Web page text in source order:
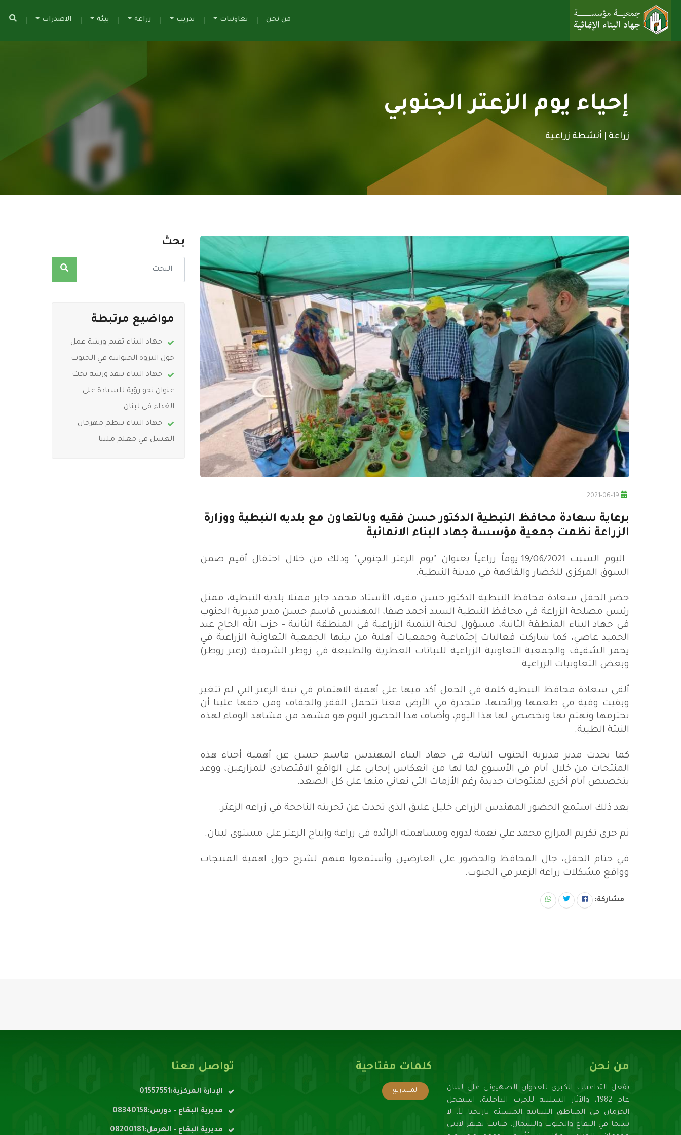
من نحن تعاونيات تدريب زراعة بيئة الاصدرات
إحياء يوم الزعتر الجنوبي
زراعة | أنشطة زراعية
برعاية سعادة محافظ النبطية الدكتور حسن فقيه وبالتعاون مع بلديه النبطية ووزارة
الزراعة نظمت جمعية مؤسسة جهاد البناء الانمائية
اليوم السبت 19/06/2021 يوماً زراعياً بعنوان "يوم الزعتر الجنوبي" وذلك من خلال احتفال أقيم ضمن
السوق المركزي للخضار والفاكهة في مدينة النبطية.
حضر الحفل سعادة محافظ النبطية الدكتور حسن فقيه، الأستاذ محمد جابر ممثلا بلدية النبطية، ممثل
رئيس مصلحة الزراعة في محافظ النبطية السيد أحمد صفا، المهندس قاسم حسن مدير مديرية الجنوب
في جهاد البناء المنطقة الثانية، مسؤول لجنة التنمية الزراعية في المنطقة الثانية - حزب الله الحاج عبد
الحميد عاصي، كما شاركت فعاليات إجتماعية وجمعيات أهلية من بينها الجمعية التعاونية الزراعية في
يحمر الشقيف والجمعية التعاونية الزراعية للنباتات العطرية والطبيعة في زوطر الشرقية (زعتر زوطر)
وبعض التعاونيات الزراعية.
ألقى سعادة محافظ النبطية كلمة في الحفل أكد فيها على أهمية الاهتمام في نبتة الزعتر التي لم تتغير
وبقيت وفية في طعمها ورائحتها، متجذرة في الأرض معنا تتحمل الفقر والجفاف ومن حقها علينا أن
نحترمها ونهتم بها ونخصص لها هذا اليوم، وأضاف هذا الحضور اليوم هو مشهد من مشاهد الوفاء لهذه
النبتة الطيبة.
كما تحدث مدير مديرية الجنوب الثانية في جهاد البناء المهندس قاسم حسن عن أهمية أحياء هذه
المنتجات من خلال أيام في الأسبوع لما لها من انعكاس إيجابي على الواقع الاقتصادي للمزارعين، ووعد
بتخصيص أيام أخرى لمنتوجات جديدة رغم الأزمات التي نعاني منها على كل الصعد.
بعد ذلك استمع الحضور المهندس الزراعي خليل عليق الذي تحدث عن تجربته الناجحة في زراعه الزعتر .
ثم جرى تكريم المزارع محمد علي نعمة لدوره ومساهمته الرائدة في زراعة وإنتاج الزعتر على مستوى لبنان.
في ختام الحفل، جال المحافظ والحضور على العارضين وأستمعوا منهم لشرح حول اهمية المنتجات
وواقع مشكلات زراعة الزعتر في الجنوب.
مشاركة:
بحث
مواضيع مرتبطة
جهاد البناء تقيم ورشة عمل
حول الثروة الحيوانية في الجنوب
جهاد البناء تنفذ ورشة تحت
عنوان نحو رؤية للسيادة على
الغذاء في لبنان
جهاد البناء تنظم مهرجان
العسل في معلم مليتا
من نحن
بفعل التداعيات الكبرى للعدوان الصهيونـي على لبنان
عام 1982، والآثار السلبية للحرب الداخلية، استفحل
الحرمان في المناطق اللبنانية المنسيّة تاريخيا ً، لا
سيما في البقاع والجنوب والشمال، فباتت تفتقر لأدنـى
كلمات مفتاحية
المشاريع
تواصل معنا
الإدارة المركزية:01557551
مديرية البقاع - دورس:08340158
مديرية البقاع - الهرمل:08200181